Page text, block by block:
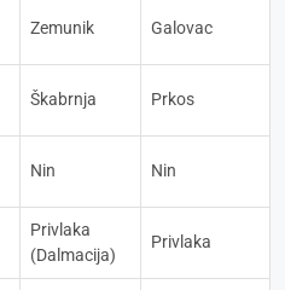
Zemunik Galovac
Škabrnja Prkos
Nin Nin
Privlaka
(Dalmacija)
Privlaka